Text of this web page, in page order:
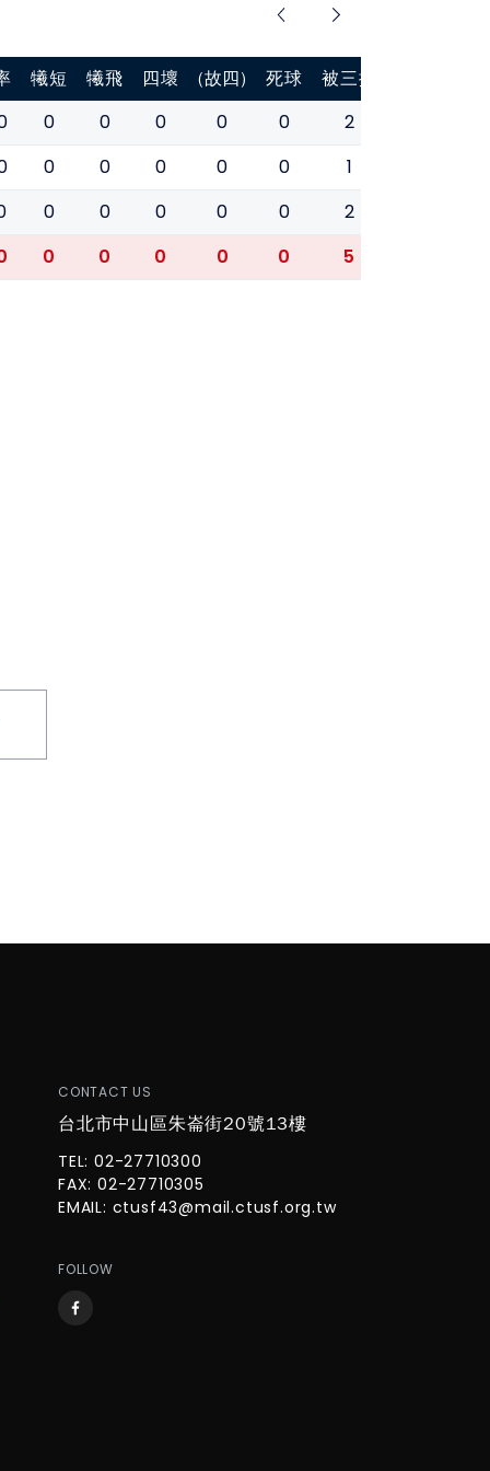
犧短 犧飛 四壞 (故四) 死球 被三振
0 0 0 0 0 2
0 0 0 0 0 1
0 0 0 0 0 2
0 0 0 0 0 5
CONTACT US
台北市中山區朱崙街20號13樓
TEL: 02-27710300
FAX: 02-27710305
EMAIL: ctusf43@mail.ctusf.org.tw
FOLLOW